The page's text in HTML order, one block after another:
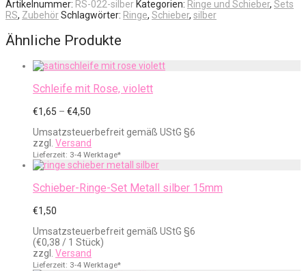
Artikelnummer: RS-022-silberKategorien: Ringe und Schieber, Sets
RS, ZubehörSchlagwörter: Ringe, Schieber, silber
Ähnliche Produkte
Schleife mit Rose, violett
€1,65 – €4,50
bis
€4,50
Umsatzsteuerbefreit gemäß UStG §6
zzgl. Versand
Lieferzeit: 3-4 Werktage*
Schieber-Ringe-Set Metall silber 15mm
€1,50
Umsatzsteuerbefreit gemäß UStG §6
(€0,38 / 1 Stück)
zzgl. Versand
Lieferzeit: 3-4 Werktage*